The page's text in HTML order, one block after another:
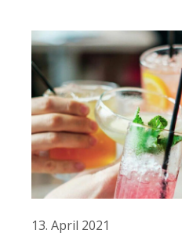
13. April 2021